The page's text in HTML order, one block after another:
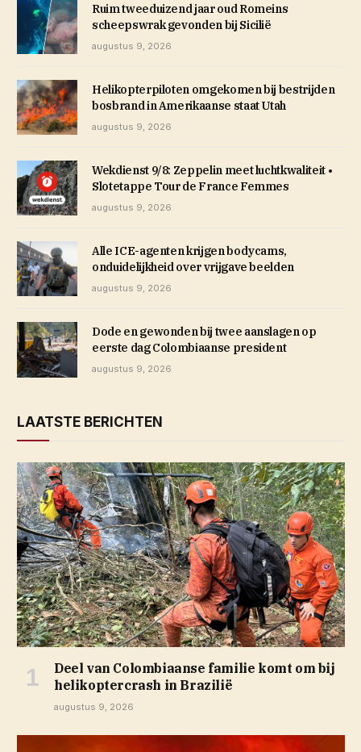
Ruim tweeduizend jaar oud Romeins
scheepswrak gevonden bij Sicilië
augustus 9, 2026
Helikopterpiloten omgekomen bij bestrijden
bosbrand in Amerikaanse staat Utah
augustus 9, 2026
Wekdienst 9/8: Zeppelin meet luchtkwaliteit •
Slotetappe Tour de France Femmes
augustus 9, 2026
Alle ICE-agenten krijgen bodycams,
onduidelijkheid over vrijgave beelden
augustus 9, 2026
Dode en gewonden bij twee aanslagen op
eerste dag Colombiaanse president
augustus 9, 2026
LAATSTE BERICHTEN
Deel van Colombiaanse familie komt om bij
helikoptercrash in Brazilië
augustus 9, 2026